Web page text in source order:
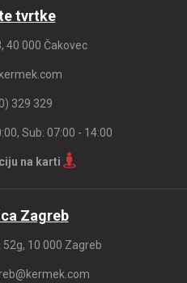
tvrtke
40 000 Čakovec
329 329
Sub: 07:00 - 14:00
na karti
Zagreb
10 000 Zagreb